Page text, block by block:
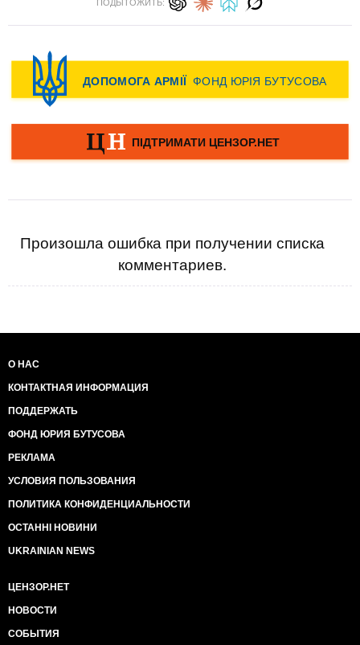
ПОДЫТОЖИТЬ:
Произошла ошибка при получении списка
комментариев.
О НАС
КОНТАКТНАЯ ИНФОРМАЦИЯ
ПОДДЕРЖАТЬ
ФОНД ЮРИЯ БУТУСОВА
РЕКЛАМА
УСЛОВИЯ ПОЛЬЗОВАНИЯ
ПОЛИТИКА КОНФИДЕНЦИАЛЬНОСТИ
ОСТАННІ НОВИНИ
UKRAINIAN NEWS
ЦЕНЗОР.НЕТ
НОВОСТИ
СОБЫТИЯ